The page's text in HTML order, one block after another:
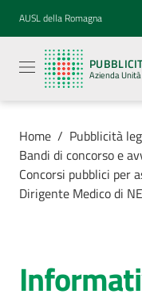
Vai al contenuto
Vai alla navigazione
Vai al footer
AUSL della Romagna
Azienda
legale
Azienda
Unità
Locale della
Servizi
Home / Pubblicità
Bandi di concorso e
Concorsi pubblici per
Dirigente Medico di